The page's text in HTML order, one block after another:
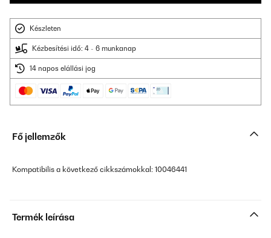
Készleten
Kézbesítési idő: 4 - 6 munkanap
14 napos elállási jog
Fő jellemzők
Kompatibilis a következő cikkszámokkal: 10046441
Termék leírása